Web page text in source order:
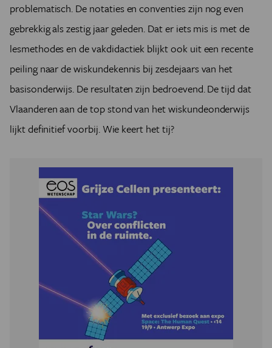
problematisch. De notaties en conventies zijn nog even
gebrekkig als zestig jaar geleden. Dat er iets mis is met de
lesmethodes en de vakdidactiek blijkt ook uit een recente
peiling naar de wiskundekennis bij zesdejaars van het
basisonderwijs. De resultaten zijn bedroevend. De tijd dat
Vlaanderen aan de top stond van het wiskundeonderwijs
lijkt definitief voorbij. Wie keert het tij?